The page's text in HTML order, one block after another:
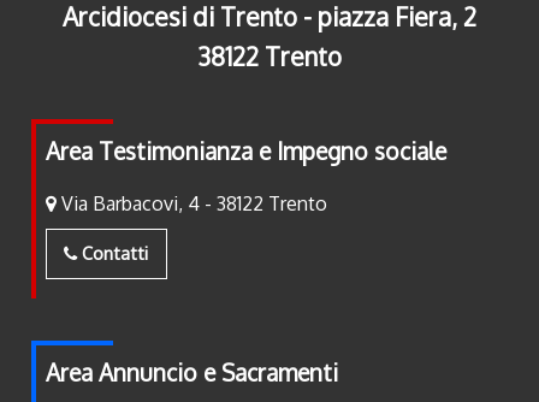
Arcidiocesi di Trento - piazza Fiera, 2
38122 Trento
Area Testimonianza e Impegno sociale
Via Barbacovi, 4 - 38122 Trento
Contatti
Area Annuncio e Sacramenti